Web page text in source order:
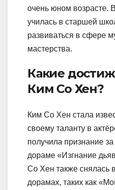
очень юном возрасте.
училась в старшей
развиваться в сфере
мастерства.
Какие
Ким Со Хен?
Ким Со Хен стала
своему таланту в
получила признание
дораме «Изгнание
Со Хен также снялась
дорамах, таких как